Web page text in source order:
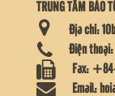
TRUNG TÂM BẢO
Địa chỉ:
Điện thoại:
Fax:
Email: